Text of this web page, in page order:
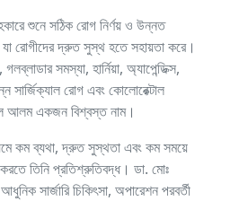
শুনে সঠিক রোগ নির্ণয় ও উন্নত
যা রোগীদের দ্রুত সুস্থ হতে সহায়তা করে।
সমস্যা, হার্নিয়া, অ্যাপেন্ডিক্স,
সার্জিক্যাল রোগ এবং কোলোরেক্টাল
আলম একজন বিশ্বস্ত নাম।
কম ব্যথা, দ্রুত সুস্থতা এবং কম সময়ে
করতে তিনি প্রতিশ্রুতিবদ্ধ। ডা. মোঃ
সার্জারি চিকিৎসা, অপারেশন পরবর্তী